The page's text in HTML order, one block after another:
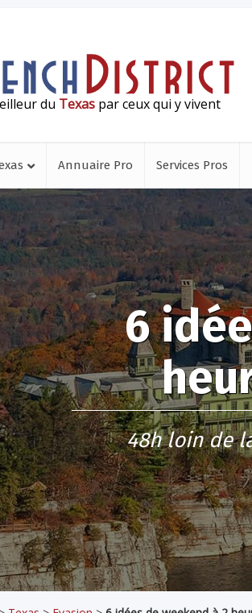
du Texaspar ceux qui y vivent
Annuaire Pro Services Pros
6
48h loin de